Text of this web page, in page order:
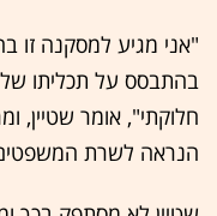
"אני מגיע למסקנה זו
בהתבסס על תכליתו
חלוקתי", אומר שטיין,
הנראה לשרת המשפטים